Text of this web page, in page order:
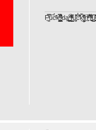
F̞͖̭̿̔ͯu̐̅cͬ̑ͩk̨̤̳͇̮̭̪̠̽̿̓̆ͭͩ ̷̩̰͎̩͓̘̾̀ͬ̊ͭ͛ͅda̝̺͙̬͎̝̾͟ ̰̜̝̯͉̯̖̓̎́ͨ̽ͫ͟f̟͇̭̀ͬͨͭ̐̚u̹̼̹̗̞͑̔͂͐̚cͭ̅̊̆̒̆ǩ̝̩̯́ͥ̔̍̑ḭ͓͍̳̬ͦ̽͂n͍͎͈̈̅ͩͬ